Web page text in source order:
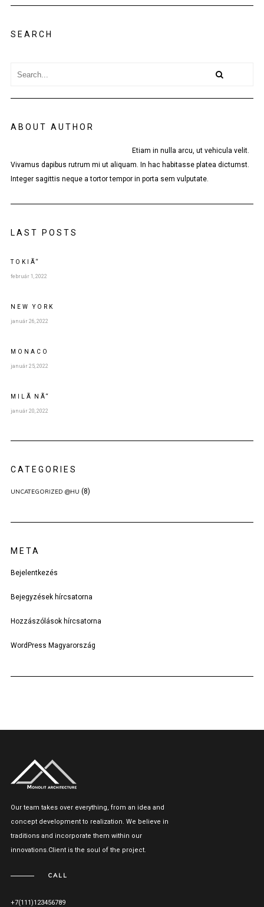
SEARCH
ABOUT AUTHOR
Etiam in nulla arcu, ut vehicula velit.
Vivamus dapibus rutrum mi ut aliquam. In hac habitasse platea dictumst.
Integer sagittis neque a tortor tempor in porta sem vulputate.
LAST POSTS
TOKIÃ“
február 1, 2022
NEW YORK
január 26, 2022
MONACO
január 25, 2022
MILÃNÃ“
január 20, 2022
CATEGORIES
UNCATEGORIZED @HU (8)
META
Bejelentkezés
Bejegyzések hírcsatorna
Hozzászólások hírcsatorna
WordPress Magyarország
Our team takes over everything, from an idea and
concept development to realization. We believe in
traditions and incorporate them within our
innovations.Client is the soul of the project.
CALL
+7(111)123456789